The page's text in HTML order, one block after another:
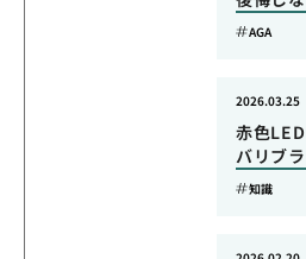
AGA
赤色
バリブ
2026.03.25
知識